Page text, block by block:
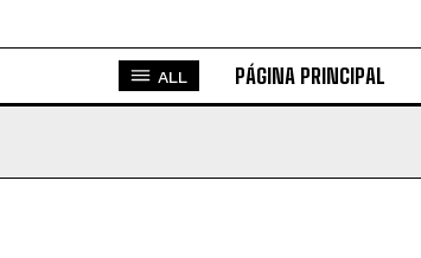
ALL PÁGINA PRINCIPAL